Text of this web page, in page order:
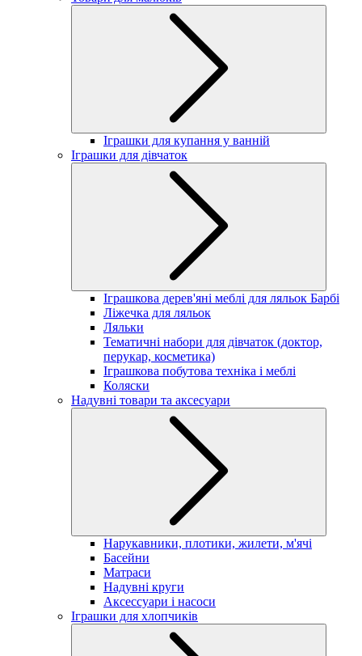
Іграшки для купання у ванній
Іграшки для дівчаток
Іграшкова дерев'яні меблі для ляльок Барбі
Ліжечка для ляльок
Ляльки
Тематичні набори для дівчаток (доктор,
перукар, косметика)
Іграшкова побутова техніка і меблі
Коляски
Надувні товари та аксесуари
Нарукавники, плотики, жилети, м'ячі
Басейни
Матраси
Надувні круги
Аксессуари і насоси
Іграшки для хлопчиків